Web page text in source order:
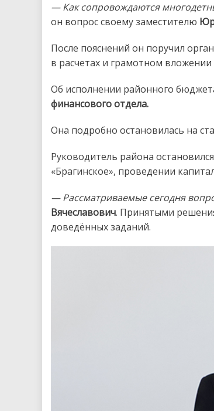
— Как сопровождаются
он вопрос своему заместителю
После пояснений он поручил
в расчетах и грамотном
Об исполнении районного
финансового отдела.
Она подробно остановилась на
Руководитель района
«Брагинское», проведении
— Рассматриваемые сегодня
Вячеславович. Принятыми
доведённых заданий.